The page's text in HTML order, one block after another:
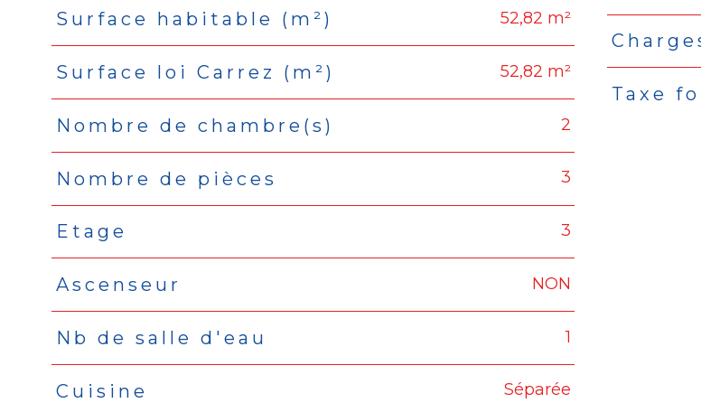
Surface habitable (m²) 52,82 m²
Surface loi Carrez (m²) 52,82 m²
Nombre de chambre(s) 2
Nombre de pièces 3
Etage 3
Ascenseur NON
Nb de salle d'eau 1
Cuisine Séparée
Taxe